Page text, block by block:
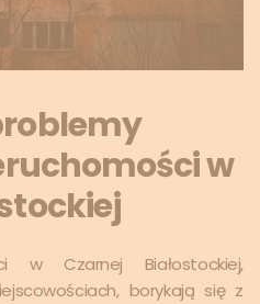
w
w Czarnej Białostockiej,
borykają się z